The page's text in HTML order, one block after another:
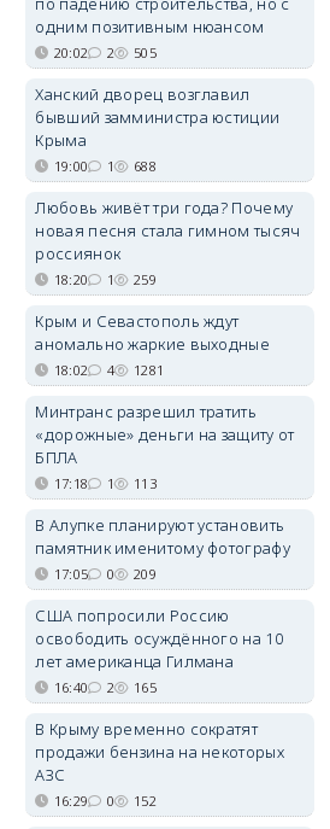
одним позитивным нюансом
20:02 2 505
Ханский дворец возглавил
бывший замминистра юстиции
Крыма
19:00 1 688
Любовь живёт три года? Почему
новая песня стала гимном тысяч
россиянок
18:20 1 259
Крым и Севастополь ждут
аномально жаркие выходные
18:02 4 1281
Минтранс разрешил тратить
«дорожные» деньги на защиту от
БПЛА
17:18 1 113
В Алупке планируют установить
памятник именитому фотографу
17:05 0 209
США попросили Россию
освободить осуждённого на 10
лет американца Гилмана
16:40 2 165
В Крыму временно сократят
продажи бензина на некоторых
АЗС
16:29 0 152